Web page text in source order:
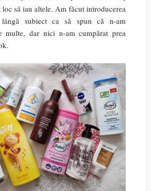
să iau altele. Am făcut introducerea
subiect ca să spun că n-am
multe, dar nici n-am cumpărat prea